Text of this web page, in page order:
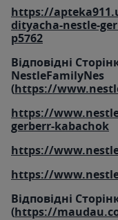
https://
dityacha-nestle-
p5762
Відповідні
NestleFamilyNes
(https://
https://
gerberr-kabachok
https://
https://
Відповідні
(https://